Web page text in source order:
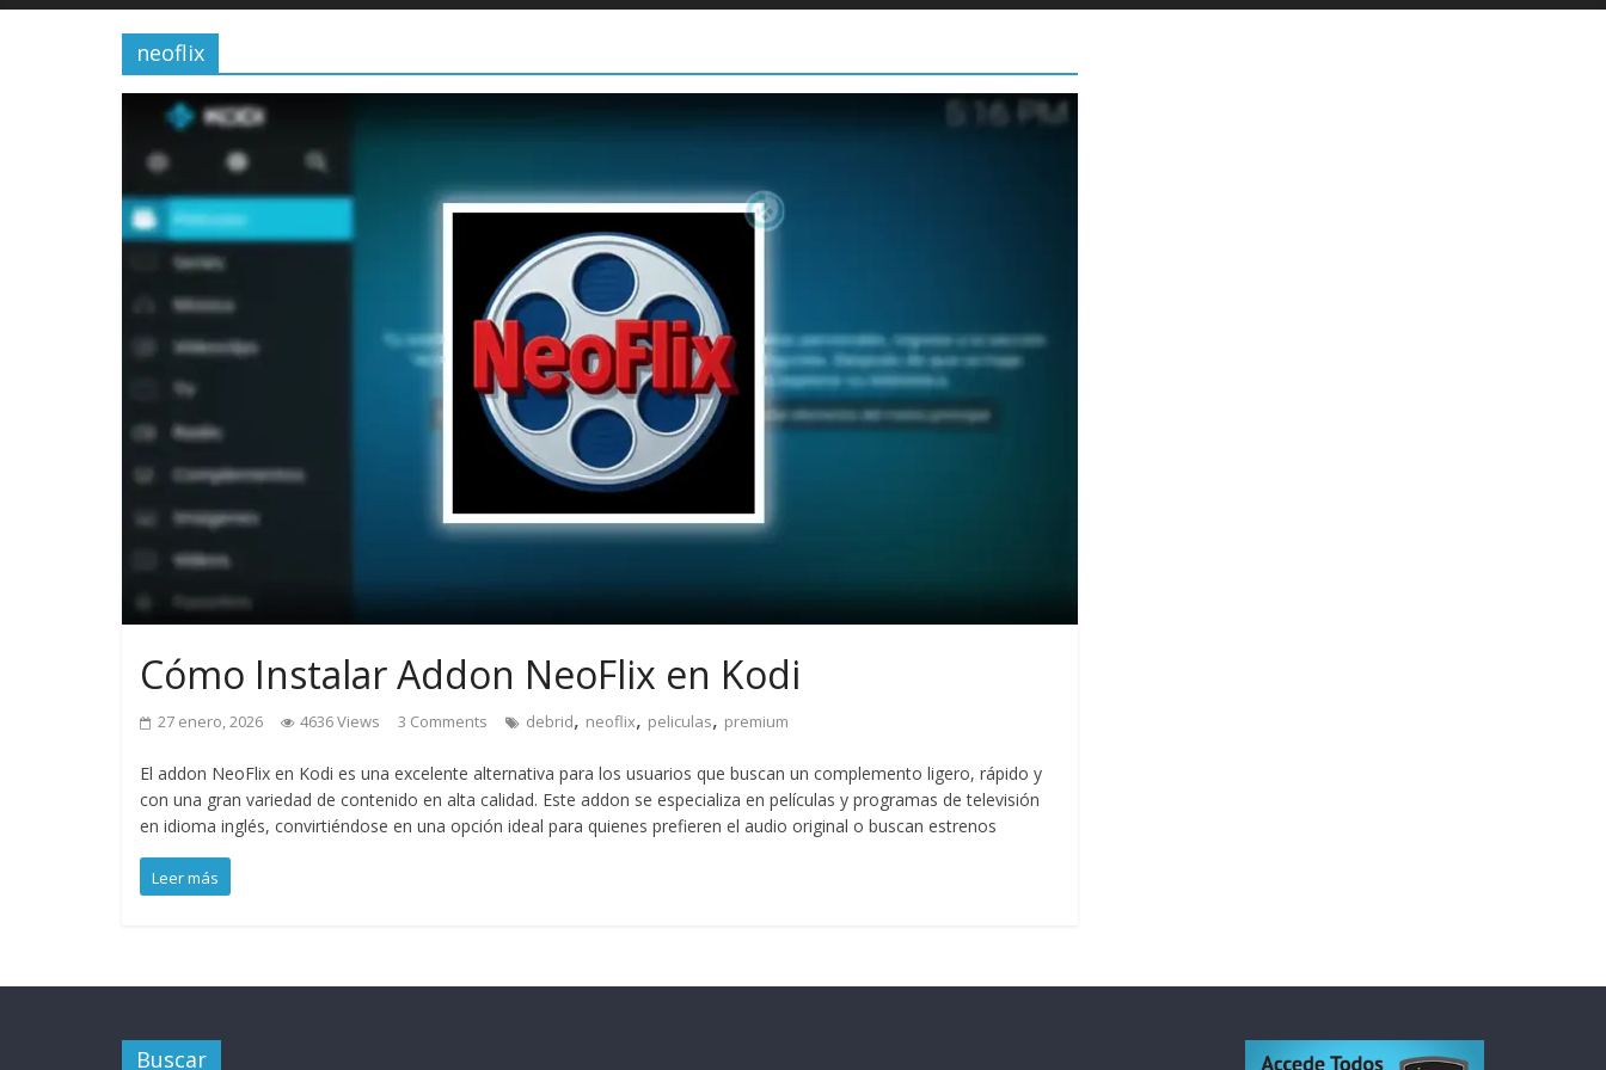
neoflix
Cómo Instalar Addon NeoFlix en Kodi
27 enero, 2026 4636 Views 3 Comments debrid, neoflix, peliculas, premium
El addon NeoFlix en Kodi es una excelente alternativa para los usuarios que buscan un complemento ligero, rápido y
con una gran variedad de contenido en alta calidad. Este addon se especializa en películas y programas de televisión
en idioma inglés, convirtiéndose en una opción ideal para quienes prefieren el audio original o buscan estrenos
Leer más
Buscar